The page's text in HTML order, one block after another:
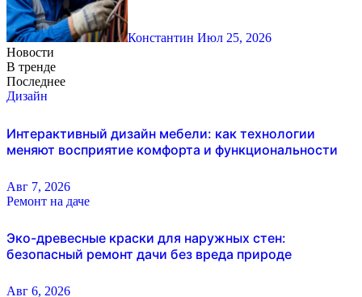
Константин Июл 25, 2026
Новости
В тренде
Последнее
Дизайн
Интерактивный дизайн мебели: как технологии
меняют восприятие комфорта и функциональности
Авг 7, 2026
Ремонт на даче
Эко-древесные краски для наружных стен:
безопасный ремонт дачи без вреда природе
Авг 6, 2026